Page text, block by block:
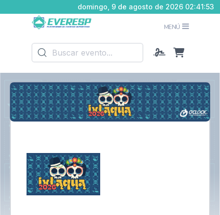
domingo, 9 de agosto de 2026 02:41:54
MENÚ